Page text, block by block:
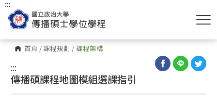
首頁 / 課程規劃 / 課程架構
:::
:::
傳播碩課程地圖模組選課指引